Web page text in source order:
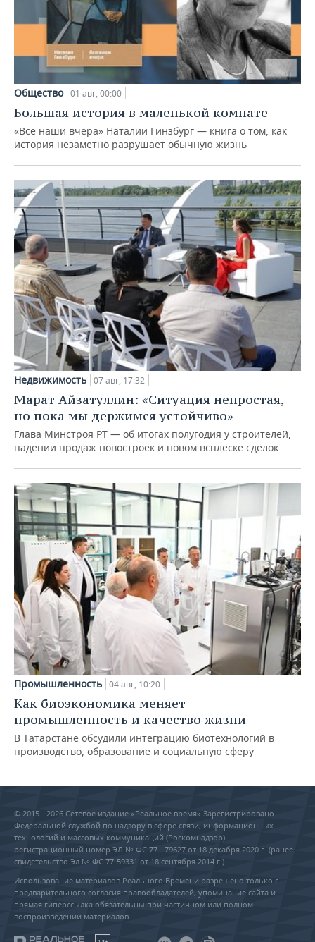
Общество 01 авг, 00:00
Большая история в маленькой комнате
«Все наши вчера» Наталии Гинзбург — книга о том, как
история незаметно разрушает обычную жизнь
Недвижимость 07 авг, 17:32
Марат Айзатуллин: «Ситуация непростая,
но пока мы держимся устойчиво»
Глава Минстроя РТ — об итогах полугодия у строителей,
падении продаж новостроек и новом всплеске сделок
Промышленность 04 авг, 10:20
Как биоэкономика меняет
промышленность и качество жизни
В Татарстане обсудили интеграцию биотехнологий в
производство, образование и социальную сферу
© 2015 - 2026 Сетевое издание «Реальное время» Зарегистрировано
Федеральной службой по надзору в сфере связи, информационных
технологий и массовых коммуникаций (Роскомнадзор) –
регистрационный номер ЭЛ № ФС 77 - 79627 от 18 декабря 2020 г. (ранее
свидетельство Эл № ФС 77-59331 от 18 сентября 2014 г.)
Использование материалов Реального Времени разрешено только с
предварительного согласия правообладателей, упоминание сайта и
прямая гиперссылка обязательны при частичном или полном
воспроизведении материалов.